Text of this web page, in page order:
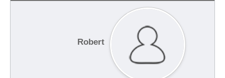
Robert